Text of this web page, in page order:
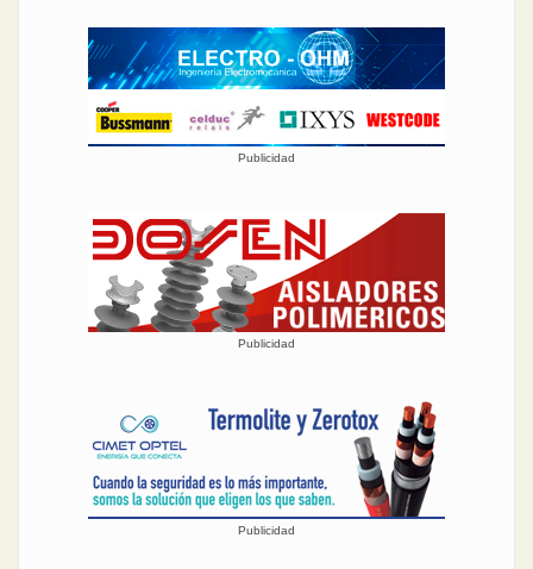
Publicidad
Publicidad
Publicidad